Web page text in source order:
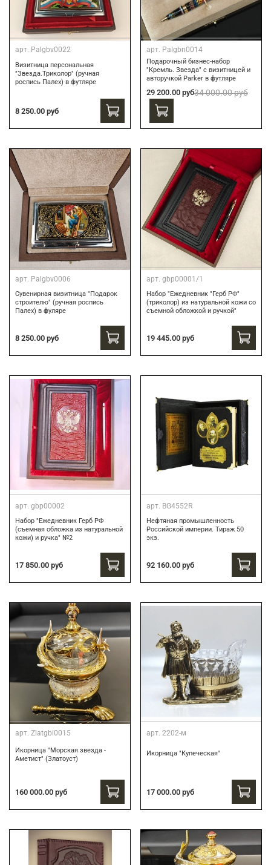
арт. Palgbv0022
Визитница персональная
"Звезда.Триколор" (ручная
роспись Палех) в футляре
8 250.00 руб
арт. Palgbn0014
Подарочный бизнес-набор
"Кремль. Звезда" с визитницей и
авторучкой Parker в футляре
29 200.00 руб34 000.00 руб
арт. Palgbv0006
Сувенирная визитница "Подарок
строителю" (ручная роспись
Палех) в фуляре
8 250.00 руб
арт. gbp00001/1
Набор "Ежедневник "Герб РФ"
(триколор) из натуральной кожи со
съемной обложкой и ручкой"
19 445.00 руб
арт. gbp00002
Набор "Ежедневник Герб РФ
(съемная обложка из натуральной
кожи) и ручка" №2
17 850.00 руб
арт. BG4552R
Нефтяная промышленность
Российской империи. Тираж 50
экз.
92 160.00 руб
арт. Zlatgbi0015
Икорница "Морская звезда -
Аметист" (Златоуст)
160 000.00 руб
арт. 2202-м
Икорница "Купеческая"
17 000.00 руб